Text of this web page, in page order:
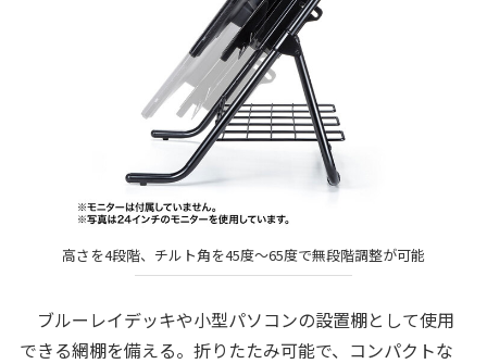
高さを4段階、チルト角を45度～65度で無段階調整が可能
ブルーレイデッキや小型パソコンの設置棚として使用
できる網棚を備える。折りたたみ可能で、コンパクトな